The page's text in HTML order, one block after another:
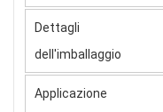
Dettagli
dell'imballaggio
Applicazione